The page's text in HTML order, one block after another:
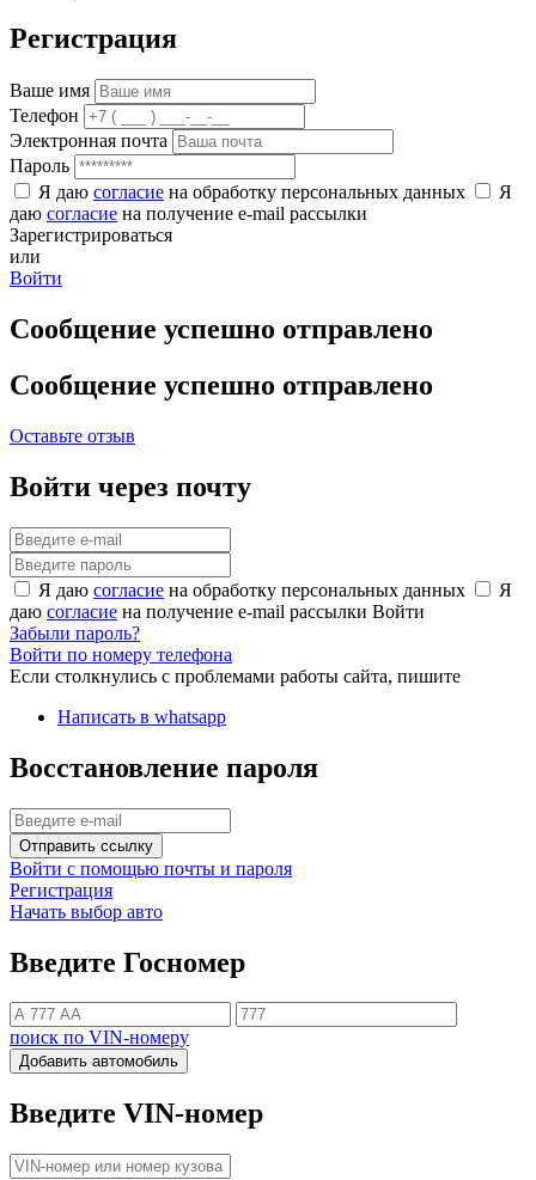
Регистрация
Ваше имя
Телефон
Электронная почта
Пароль
Я даю согласие на обработку персональных данных
Я
даю согласие на получение e-mail рассылки
Зарегистрироваться
или
Войти
Сообщение успешно отправлено
Сообщение успешно отправлено
Оставьте отзыв
Войти через почту
Я даю согласие на обработку персональных данных
Я
даю согласие на получение e-mail рассылки Войти
Забыли пароль?
Войти по номеру телефона
Если столкнулись с проблемами работы сайта, пишите
Написать в whatsapp
Восстановление пароля
Отправить ссылку
Войти с помощью почты и пароля
Регистрация
Начать выбор авто
Введите Госномер
поиск по VIN-номеру
Добавить автомобиль
Введите VIN-номер